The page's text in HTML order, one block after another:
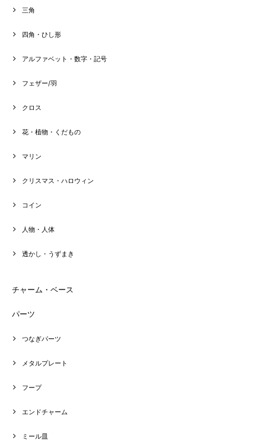
三角
四角・ひし形
アルファベット・数字・記号
フェザー/羽
クロス
花・植物・くだもの
マリン
クリスマス・ハロウィン
コイン
人物・人体
透かし・うずまき
チャーム・ベース
パーツ
つなぎパーツ
メタルプレート
フープ
エンドチャーム
ミール皿